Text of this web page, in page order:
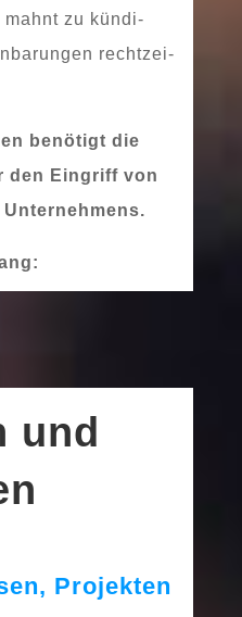
mahnt zu kün­di­
recht­zei­
benö­tigt die
den Eingriff von
und
Projekten